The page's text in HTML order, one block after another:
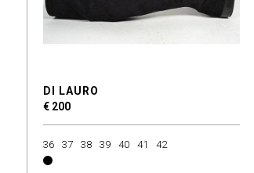
DI LAURO
€ 200
36 37 38 39 40 41 42